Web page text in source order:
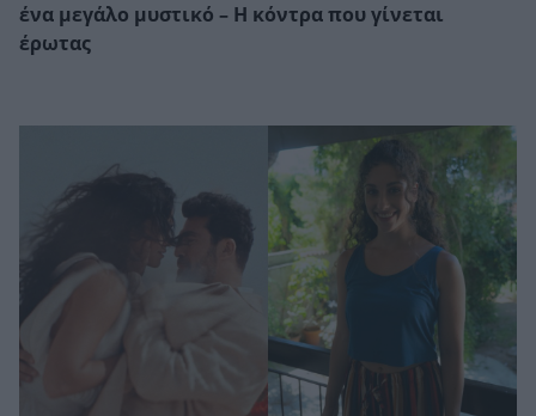
ένα μεγάλο μυστικό – Η κόντρα που γίνεται
έρωτας